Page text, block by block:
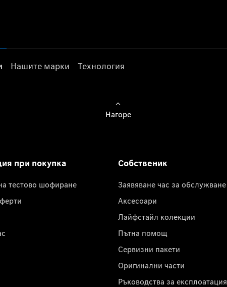
Нашите марки Технология
Нагоре
при покупка
тестово шофиране
Собственик
Заявяване час за обслужване
Аксесоари
Лайфстайл колекции
Пътна помощ
Сервизни пакети
Оригинални части
Ръководства за експлоатация